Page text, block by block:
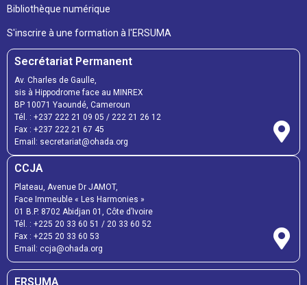
Bibliothèque numérique
S'inscrire à une formation à l'ERSUMA
Secrétariat Permanent
Av. Charles de Gaulle,
sis à Hippodrome face au MINREX
BP 10071 Yaoundé, Cameroun
Tél. : +237 222 21 09 05 / 222 21 26 12
Fax : +237 222 21 67 45
Email: secretariat@ohada.org
CCJA
Plateau, Avenue Dr JAMOT,
Face Immeuble « Les Harmonies »
01 B.P. 8702 Abidjan 01, Côte d’Ivoire
Tél. : +225 20 33 60 51 / 20 33 60 52
Fax : +225 20 33 60 53
Email: ccja@ohada.org
ERSUMA